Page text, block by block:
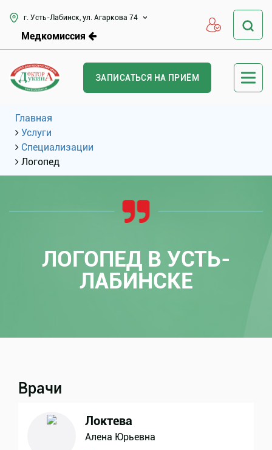
г. Усть-Лабинск, ул. Агаркова 74
Медкомиссия
ЗАПИСАТЬСЯ НА ПРИЁМ
Главная
Услуги
Специализации
Логопед
ЛОГОПЕД В УСТЬ-
ЛАБИНСКЕ
Врачи
Локтева
Алена Юрьевна